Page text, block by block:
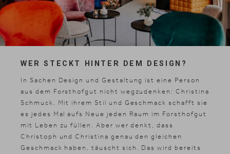
Suche
WER STECKT HINTER DEM DESIGN?
In Sachen Design und Gestaltung ist eine Person
aus dem Forsthofgut nicht wegzudenken: Christina
Schmuck. Mit ihrem Stil und Geschmack schafft sie
es jedes Mal aufs Neue jeden Raum im Forsthofgut
mit Leben zu füllen. Aber wer denkt, dass
Christoph und Christina genau den gleichen
Geschmack haben, täuscht sich. Das wird bereits